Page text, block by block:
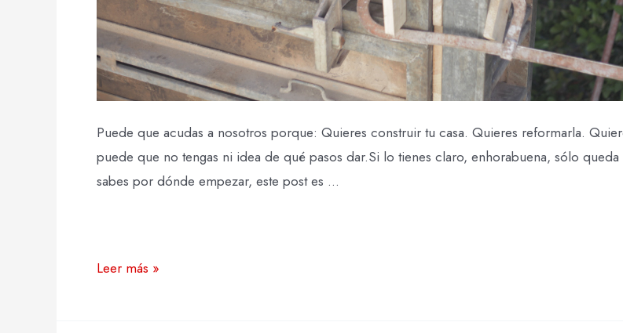
Puede que acudas a nosotros porque: Quieres construir tu casa. Quieres reformarla.
puede que no tengas ni idea de qué pasos dar.Si lo tienes claro, enhorabuena, sólo
sabes por dónde empezar, este post es …
Leer más »